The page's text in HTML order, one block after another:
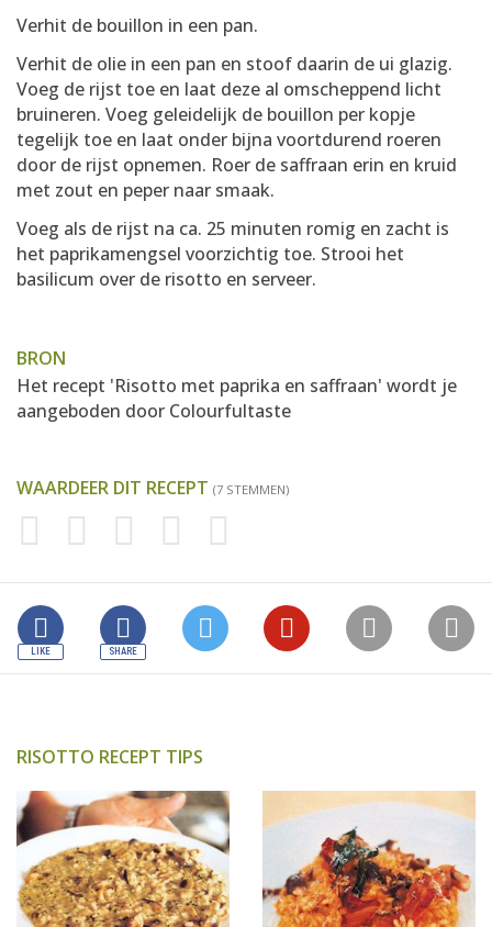
Verhit de bouillon in een pan.
Verhit de olie in een pan en stoof daarin de ui glazig.
Voeg de rijst toe en laat deze al omscheppend licht
bruineren. Voeg geleidelijk de bouillon per kopje
tegelijk toe en laat onder bijna voortdurend roeren
door de rijst opnemen. Roer de saffraan erin en kruid
met zout en peper naar smaak.
Voeg als de rijst na ca. 25 minuten romig en zacht is
het paprikamengsel voorzichtig toe. Strooi het
basilicum over de risotto en serveer.
BRON
Het recept 'Risotto met paprika en saffraan' wordt je
aangeboden door Colourfultaste
WAARDEER DIT RECEPT (7 STEMMEN)
RISOTTO RECEPT TIPS